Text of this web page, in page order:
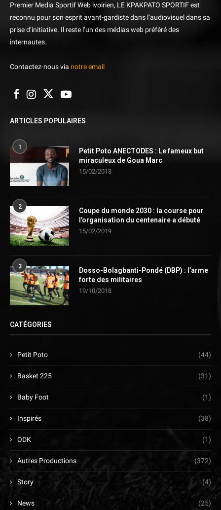
Premier Media Sportif Web ivoirien, LE KPAKPATO SPORTIF est
reconnu pour son esprit avant-gardiste dans l’audiovisuel dans sa
prise d’initiative. Il reste l’un des médias web préféré des
internautes.
Contactez-nous via notre email
ARTICLES POPULAIRES
1
Petit Poto ANECTODES : Le fameux but
miraculeux de Goua Marc
15/02/2018
2
Coupe du monde 2030 : la course pour
l’organisation du centenaire a débuté
15/02/2019
3
Dosso-Bolagbanti-Pondé (DBP) : l’arme
forte des militaires
19/10/2018
CATÉGORIES
Petit Poto (44)
Basket 225 (31)
Baby Foot (1)
Inspirés (38)
ODK (1)
Autres Productions (372)
Story (4)
News (25)